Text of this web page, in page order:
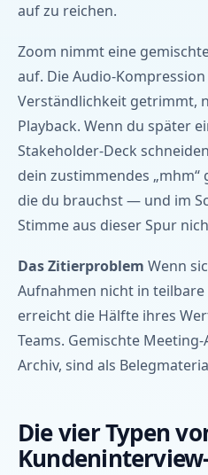
auf zu reichen.
Zoom nimmt eine
auf. Die Audio-
Verständlichkeit getrimmt,
Playback. Wenn du später
Stakeholder-Deck
dein zustimmendes
die du brauchst — und im
Stimme aus dieser Spur
Das Zitierproblem Wenn
Aufnahmen nicht in teilbare
erreicht die Hälfte ihres
Teams. Gemischte
Archiv, sind als
Die vier Typen